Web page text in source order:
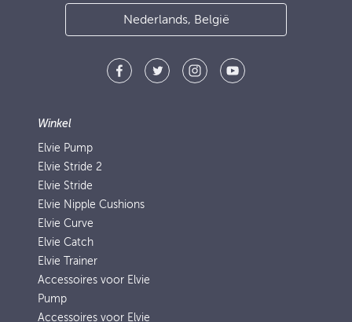
Nederlands, België
Winkel
Elvie Pump
Elvie Stride 2
Elvie Stride
Elvie Nipple Cushions
Elvie Curve
Elvie Catch
Elvie Trainer
Accessoires voor Elvie
Pump
Accessoires voor Elvie